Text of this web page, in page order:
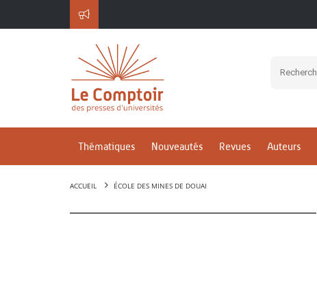
Thématiques Nouveautés Revues Auteurs
ACCUEIL ÉCOLE DES MINES DE DOUAI